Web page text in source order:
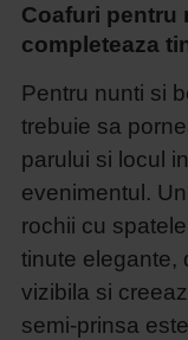
Coafuri pentru
completeaza
Pentru nunti si
trebuie sa
parului si locul
evenimentul.
rochii cu
tinute elegante,
vizibila si
semi-prinsa